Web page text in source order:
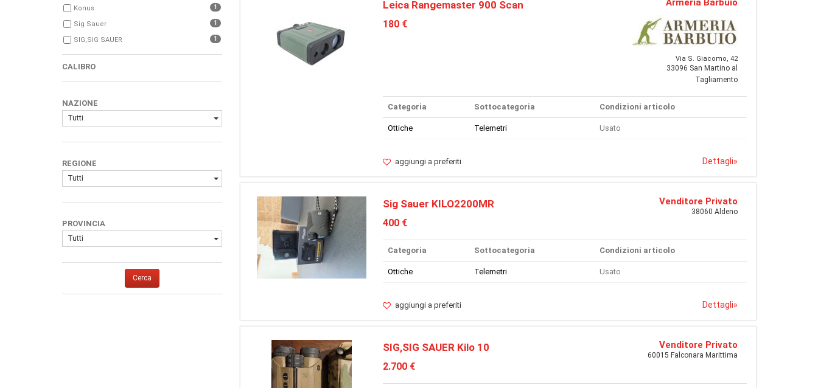
Konus 1
Sig Sauer 1
SIG,SIG SAUER 1
CALIBRO
NAZIONE
Tutti
REGIONE
Tutti
PROVINCIA
Tutti
Cerca
Leica Rangemaster 900 Scan
180 €
Armeria Barbuio
Via S. Giacomo, 42
33096 San Martino al
Tagliamento
Categoria Sottocategoria Condizioni articolo
Ottiche Telemetri Usato
aggiungi a preferiti Dettagli»
Sig Sauer KILO2200MR
400 €
Venditore Privato
38060 Aldeno
Categoria Sottocategoria Condizioni articolo
Ottiche Telemetri Usato
aggiungi a preferiti Dettagli»
SIG,SIG SAUER Kilo 10
2.700 €
Venditore Privato
60015 Falconara Marittima